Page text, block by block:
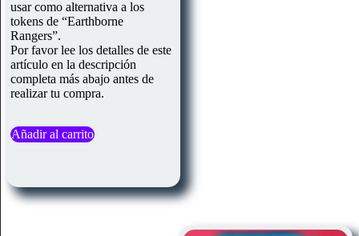
usar como alternativa a los
tokens de “Earthborne
Rangers”.
Por favor lee los detalles de este
artículo en la descripción
completa más abajo antes de
realizar tu compra.
Añadir al carrito